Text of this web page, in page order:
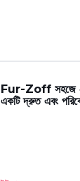
Fur-Zoff সহজে
একটি দ্রুত এবং